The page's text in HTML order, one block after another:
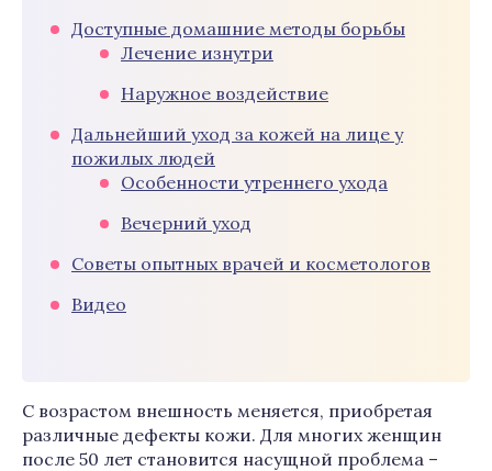
Доступные домашние методы борьбы
Лечение изнутри
Наружное воздействие
Дальнейший уход за кожей на лице у
пожилых людей
Особенности утреннего ухода
Вечерний уход
Советы опытных врачей и косметологов
Видео
С возрастом внешность меняется, приобретая
различные дефекты кожи. Для многих женщин
после 50 лет становится насущной проблема –